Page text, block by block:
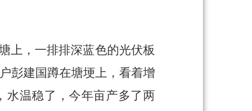
上，一排排深蓝色的光伏板
彭建国蹲在塘埂上，看着增
水温稳了，今年亩产多了两